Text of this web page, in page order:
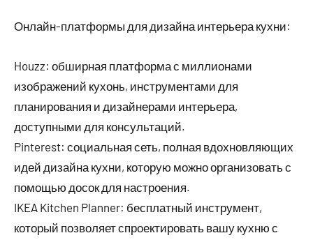
Онлайн-платформы для дизайна интерьера кухни:
Houzz: обширная платформа с миллионами
изображений кухонь, инструментами для
планирования и дизайнерами интерьера,
доступными для консультаций.
Pinterest: социальная сеть, полная вдохновляющих
идей дизайна кухни, которую можно организовать с
помощью досок для настроения.
IKEA Kitchen Planner: бесплатный инструмент,
который позволяет спроектировать вашу кухню с